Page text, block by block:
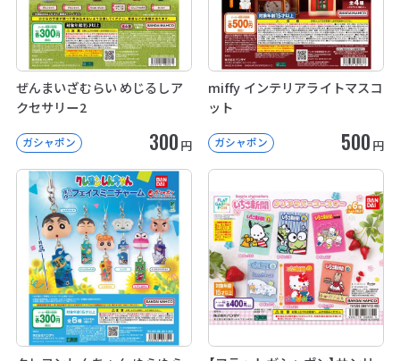
ぜんまいざむらい めじるしア
クセサリー2
ガシャポン 300 円
miffy インテリアライトマスコ
ット
ガシャポン 500 円